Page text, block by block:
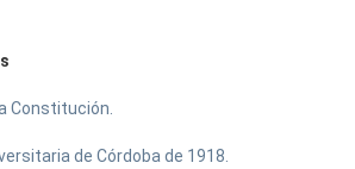
Constitución.
de Córdoba de 1918.